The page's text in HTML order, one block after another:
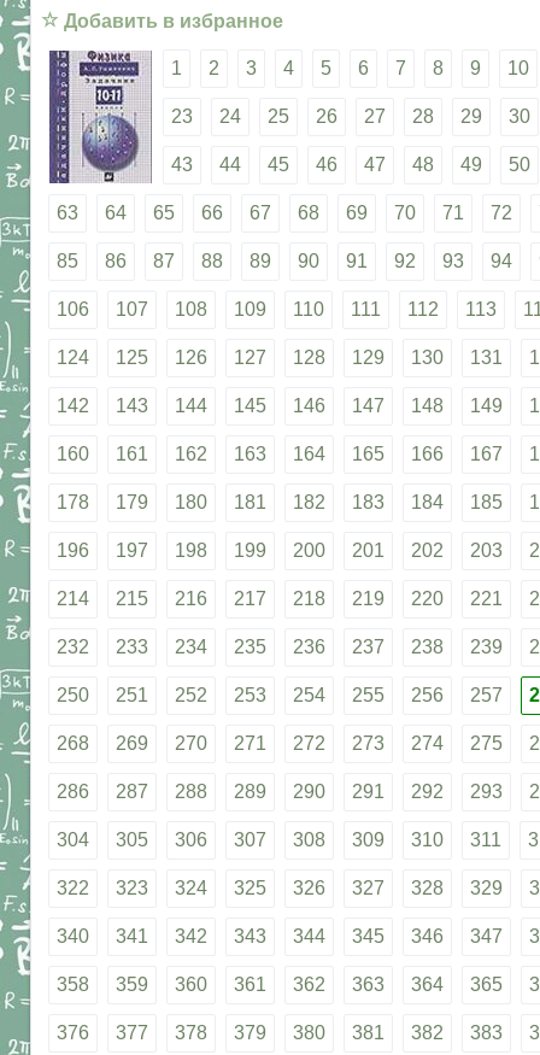
☆ Добавить в избранное
1 2 3 4 5 6 7 8 9 10
23 24 25 26 27 28 29 30
43 44 45 46 47 48 49 50
63 64 65 66 67 68 69 70 71 72
85 86 87 88 89 90 91 92 93 94
106 107 108 109 110 111 112 113
124 125 126 127 128 129 130 131
142 143 144 145 146 147 148 149
160 161 162 163 164 165 166 167
178 179 180 181 182 183 184 185
196 197 198 199 200 201 202 203
214 215 216 217 218 219 220 221
232 233 234 235 236 237 238 239
250 251 252 253 254 255 256 257
268 269 270 271 272 273 274 275
286 287 288 289 290 291 292 293
304 305 306 307 308 309 310 311
322 323 324 325 326 327 328 329
340 341 342 343 344 345 346 347
358 359 360 361 362 363 364 365
376 377 378 379 380 381 382 383